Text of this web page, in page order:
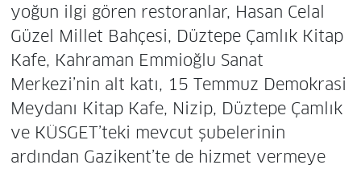
yoğun ilgi gören restoranlar, Hasan Celal
Güzel Millet Bahçesi, Düztepe Çamlık Kitap
Kafe, Kahraman Emmioğlu Sanat
Merkezi’nin alt katı, 15 Temmuz Demokrasi
Meydanı Kitap Kafe, Nizip, Düztepe Çamlık
ve KÜSGET’teki mevcut şubelerinin
ardından Gazikent’te de hizmet vermeye